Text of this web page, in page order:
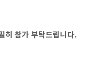
히 참가 부탁드립니다.